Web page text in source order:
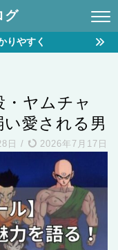
グ
りやすく
・ヤムチャ
愛される男
日 / 2026年7月17日